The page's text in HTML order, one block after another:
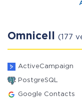
Omnicell (177
ActiveCampaign
PostgreSQL
Google Contacts